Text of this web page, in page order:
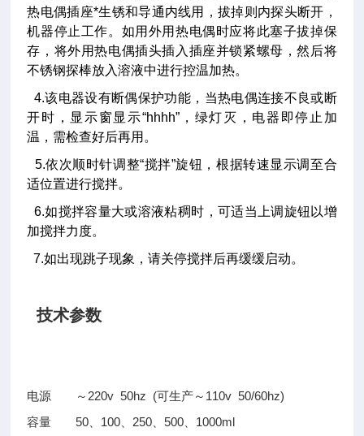
热电偶插座*生锈和导通内线用，拔掉则内探头断开，
机器停止工作。如用外用热电偶时应将此塞子拔掉保
存，将外用热电偶插头插入插座并锁紧螺母，然后将
不锈钢探棒放入溶液中进行控温加热。
4.该电器设有断偶保护功能，当热电偶连接不良或断
开时，显示窗显示“hhhh”，绿灯灭，电器即停止加
温，需检查好后再用。
5.依次顺时针调整“搅拌”旋钮，根据转速显示调至合
适位置进行搅拌。
6.如搅拌容量大或溶液粘稠时，可适当上调旋钮以增
加搅拌力度。
7.如出现跳子现象，请关停搅拌后再缓缓启动。
技术参数
电源
～220v 50hz (可生产～110v 50/60hz)
容量
50、100、250、500、1000ml